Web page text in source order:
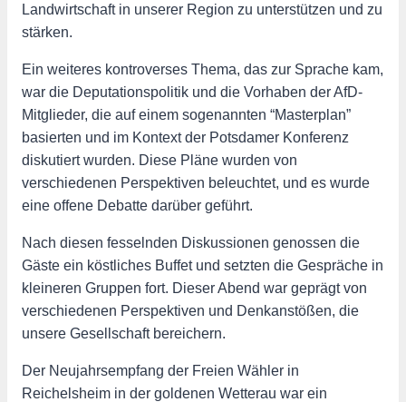
Landwirtschaft in unserer Region zu unterstützen und zu
stärken.
Ein weiteres kontroverses Thema, das zur Sprache kam,
war die Deputationspolitik und die Vorhaben der AfD-
Mitglieder, die auf einem sogenannten “Masterplan”
basierten und im Kontext der Potsdamer Konferenz
diskutiert wurden. Diese Pläne wurden von
verschiedenen Perspektiven beleuchtet, und es wurde
eine offene Debatte darüber geführt.
Nach diesen fesselnden Diskussionen genossen die
Gäste ein köstliches Buffet und setzten die Gespräche in
kleineren Gruppen fort. Dieser Abend war geprägt von
verschiedenen Perspektiven und Denkanstößen, die
unsere Gesellschaft bereichern.
Der Neujahrsempfang der Freien Wähler in
Reichelsheim in der goldenen Wetterau war ein